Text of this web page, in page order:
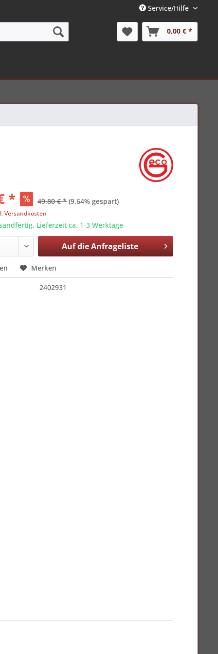
Service/Hilfe
0,00 € *
* 49,80 € * (9,64% gespart)
Versandkosten
Lieferzeit ca. 1-3 Werktage
Auf dieAnfrageliste
Merken
2402931